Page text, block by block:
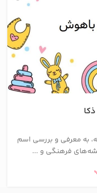
به معرفی و بررسی اسم
فرهنگی و ...